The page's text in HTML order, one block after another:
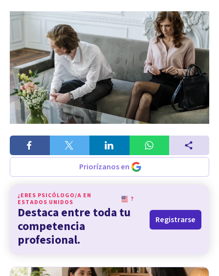
Priorízanos en
¿ERES PSICÓLOGO/A EN
ESTADOS UNIDOS
?
Destaca entre toda tu
competencia
profesional.
Registrarse